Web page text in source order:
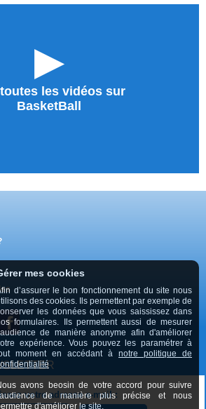
►
les vidéos sur
BasketBall
votre adresse e-mail :
mes cookies
d’assurer le bon fonctionnement du site nous
des cookies. Ils permettent par exemple de
les données que vous saississez dans
formulaires. Ils permettent aussi de mesurer
de manière anonyme afin d'améliorer
expérience. Vous pouvez les paramétrer à
moment en accédant à notre politique de
avons beosin de votre accord pour suivre
de manière plus précise et nous
d'améliorer le site.